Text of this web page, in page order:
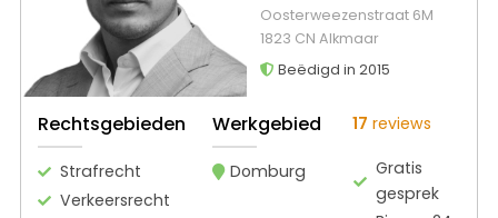
Oosterweezenstraat 6M
1823 CN Alkmaar
Beëdigd in 2015
Rechtsgebieden
Strafrecht
Verkeersrecht
Werkgebied
Domburg
17 reviews
Gratis
gesprek